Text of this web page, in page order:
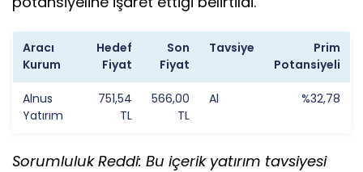
Aracı
Kurum
Hedef
Fiyat
Son
Fiyat
Tavsiye
Prim
Potansiyeli
Alnus
Yatırım
751,54
TL
566,00
TL
Al %32,78
Sorumluluk Reddi: Bu içerik yatırım tavsiyesi